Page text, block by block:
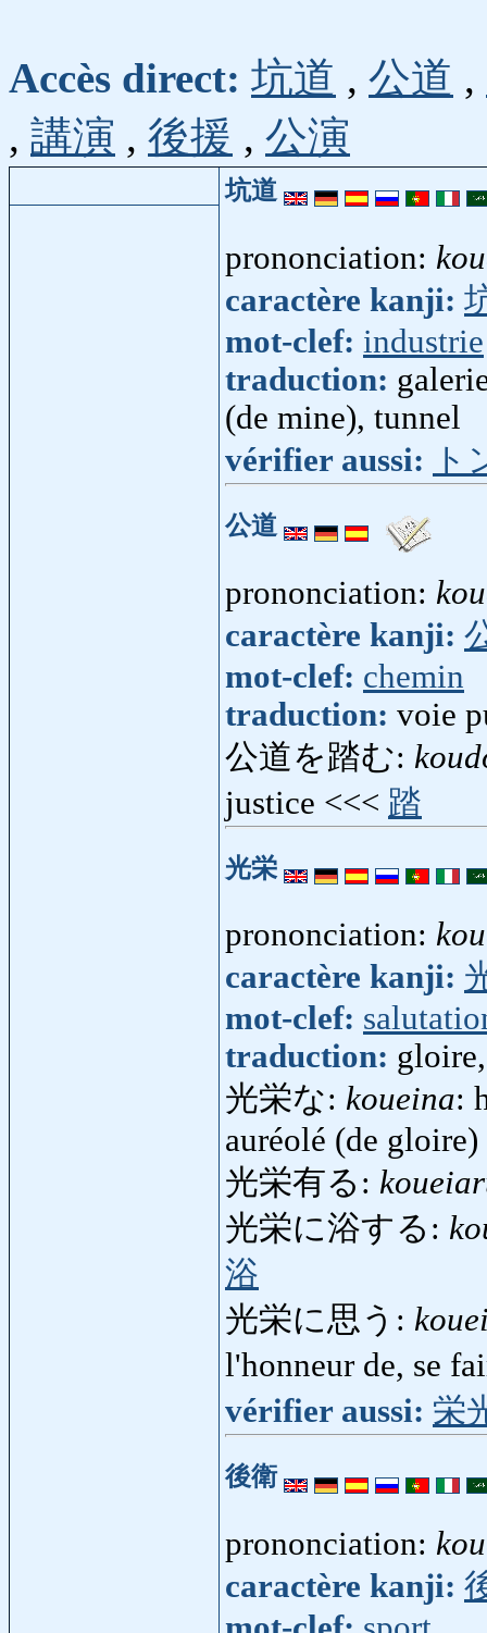
Accès direct: 坑道 , 公道 ,
, 講演 , 後援 , 公演
坑道
prononciation:
caractère kanji:
mot-clef: industrie
traduction:
(de mine), tunnel
vérifier aussi:
ト
公道
prononciation:
caractère kanji:
mot-clef: chemin
traduction: voie
公道を踏む:
justice <<< 踏
光栄
prononciation:
caractère kanji:
mot-clef:
traduction:
光栄な: koueina:
auréolé (de gloire)
光栄有る:
光栄に浴する:
浴
光栄に思う:
l'honneur de, se
vérifier aussi: 栄
後衛
prononciation:
caractère kanji: